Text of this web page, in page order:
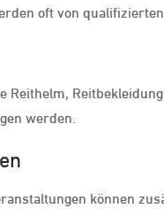
oft von
werden.
können